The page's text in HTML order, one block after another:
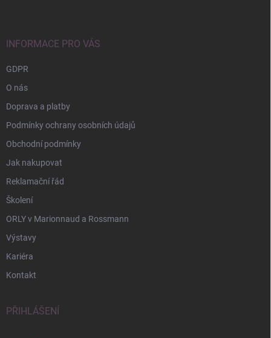
INFORMACE PRO VÁS
GDPR
O nás
Doprava a platby
Podmínky ochrany osobních údajů
Obchodní podmínky
Jak nakupovat
Reklamační řád
Školení
ORLY v Marionnaud a Rossmann
Výstavy
Kariéra
Kontakt
PŘIHLÁŠENÍ